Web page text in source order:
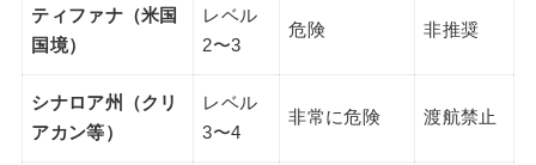
ティファナ（米国
国境）
レベル
2〜3
危険 非推奨
シナロア州（クリ
アカン等）
レベル
3〜4
非常に危険 渡航禁止